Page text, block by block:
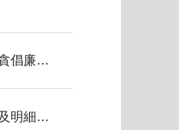
115年新北市政府警察局「共植三一廉政安定樹」反貪倡廉有獎徵答得獎名單公告
本局公共關係室115年上半年辦理公開徵信捐贈清冊及明細表，依公益勸募條例公告。